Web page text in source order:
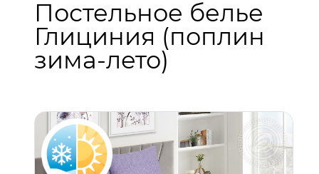
Постельное белье
Глициния (поплин
зима-лето)